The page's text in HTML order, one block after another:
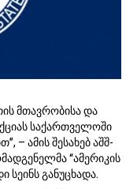
მთავრობისა და
საქართველოში
– ამის შესახებ აშშ-
“ამერიკის
სეინს განუცხადა.